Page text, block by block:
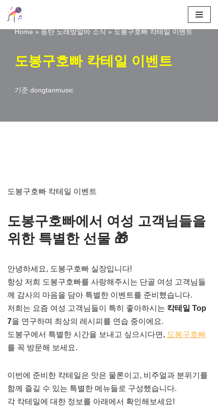
Home»동탄 노래방알바 소식»도봉구호빠 칵테일 이벤트
도봉구호빠 칵테일 이벤트
기준 dongtanmusic
도봉구호빠 칵테일 이벤트
도봉구호빠에서 여성 고객님들을
위한 특별한 선물 🎁
안녕하세요, 도봉구호빠 실장입니다!
항상 저희 도봉구호빠를 사랑해주시는 단골 여성 고객님들
께 감사의 마음을 담아 특별한 이벤트를 준비했습니다.
저희는 요즘 여성 고객님들이 특히 좋아하시는 칵테일 Top
7을 연구하며 최상의 레시피를 연습 중이에요.
도봉구에서 특별한 시간을 보내고 싶으시다면, 도봉구호빠
를 꼭 방문해 보세요.
이번에 준비한 칵테일은 맛은 물론이고, 비주얼과 분위기를
함께 즐길 수 있는 특별한 메뉴들로 구성했습니다.
각 칵테일에 대한 정보를 아래에서 확인해보세요!